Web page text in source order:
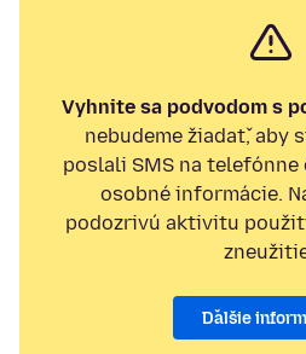
Vyhnite sa podvodom s
nebudeme žiadať, aby
poslali SMS na
osobné informácie.
podozrivú aktivitu
Ďalšie